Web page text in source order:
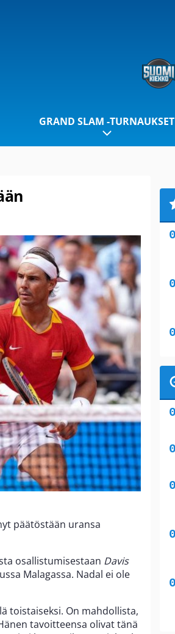
GRAND SLAM -TURNAUKSET
päätöstään uransa
osallistumisestaan Davis
Malagassa. Nadal ei ole
toistaiseksi. On mahdollista,
tavoitteensa olivat tänä